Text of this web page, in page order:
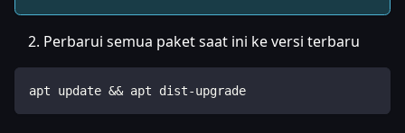
Perbarui semua paket saat ini ke versi terbaru
apt update && apt dist-upgrade